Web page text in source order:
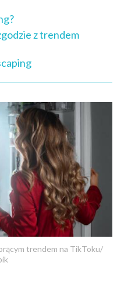
z trendem
trendem na TikToku/